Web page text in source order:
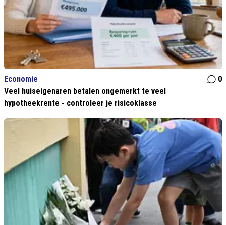
Economie
0
Veel huiseigenaren betalen ongemerkt te veel
hypotheekrente - controleer je risicoklasse